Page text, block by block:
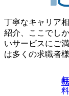
丁寧なキャリア
紹介、ここでし
いサービスにご
は多くの求職者
無
料